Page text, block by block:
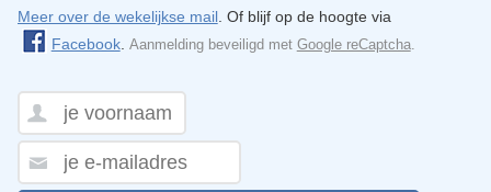
Meer over de wekelijkse mail. Of blijf op de hoogte via
Facebook. Aanmelding beveiligd met Google reCaptcha.